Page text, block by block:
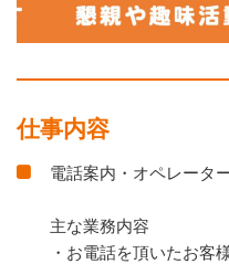
仕事内容
電話案内・オペレータ
主な業務内容
・お電話を頂いたお客